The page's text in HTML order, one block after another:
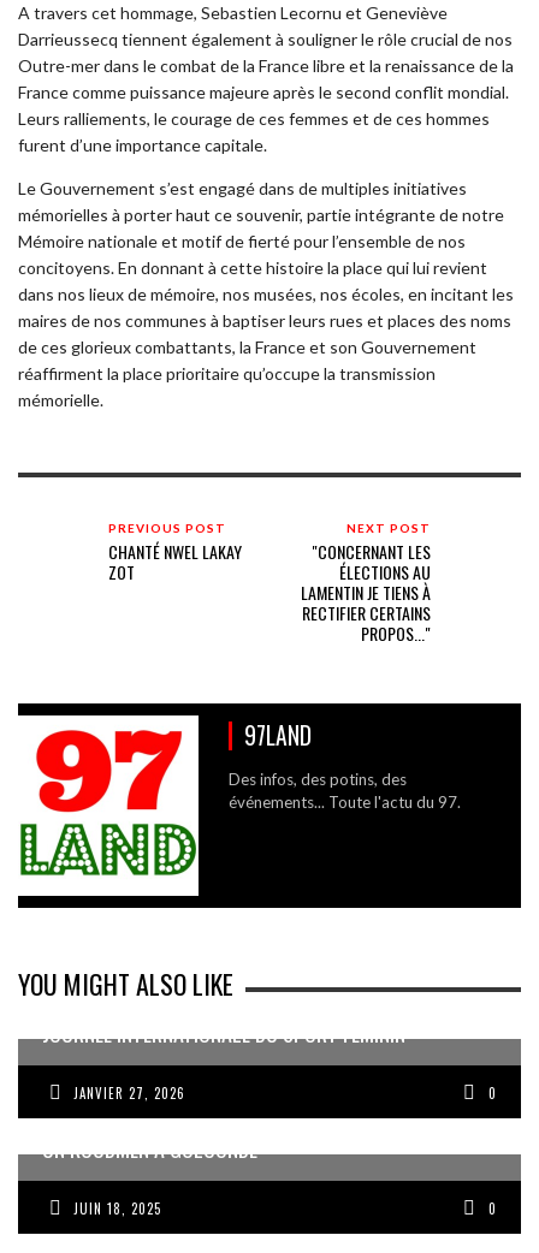
A travers cet hommage, Sebastien Lecornu et Geneviève
Darrieussecq tiennent également à souligner le rôle crucial de nos
Outre-mer dans le combat de la France libre et la renaissance de la
France comme puissance majeure après le second conflit mondial.
Leurs ralliements, le courage de ces femmes et de ces hommes
furent d’une importance capitale.
Le Gouvernement s’est engagé dans de multiples initiatives
mémorielles à porter haut ce souvenir, partie intégrante de notre
Mémoire nationale et motif de fierté pour l’ensemble de nos
concitoyens. En donnant à cette histoire la place qui lui revient
dans nos lieux de mémoire, nos musées, nos écoles, en incitant les
maires de nos communes à baptiser leurs rues et places des noms
de ces glorieux combattants, la France et son Gouvernement
réaffirment la place prioritaire qu’occupe la transmission
mémorielle.
PREVIOUS POST
CHANTÉ NWEL LAKAY
ZOT
NEXT POST
"CONCERNANT LES
ÉLECTIONS AU
LAMENTIN JE TIENS À
RECTIFIER CERTAINS
PROPOS..."
97LAND
Des infos, des potins, des
événements... Toute l'actu du 97.
YOU MIGHT ALSO LIKE
JOURNÉE INTERNATIONALE DU SPORT FÉMININ
JANVIER 27, 2026 0
UN KOUDMEN À GOLCONDE
JUIN 18, 2025 0